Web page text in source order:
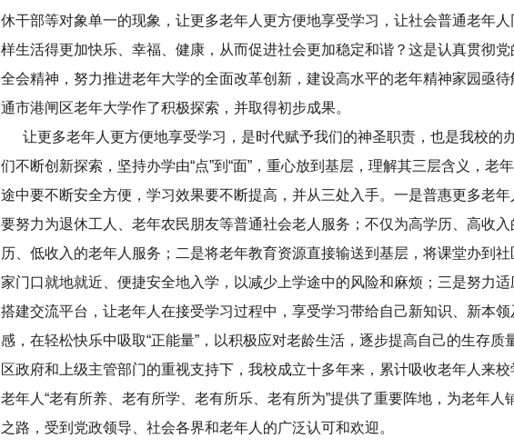
休干部等对象单一的现象，让更多老年人更方便地享受学习，让社会普通老年
样生活得更加快乐、幸福、健康，从而促进社会更加稳定和谐？这是认真贯彻
全会精神，努力推进老年大学的全面改革创新，建设高水平的老年精神家园亟
通市港闸区老年大学作了积极探索，并取得初步成果。
让更多老年人更方便地享受学习，是时代赋予我们的神圣职责，也是我校的
们不断创新探索，坚持办学由“点”到“面”，重心放到基层，理解其三层含义，老
途中要不断安全方便，学习效果要不断提高，并从三处入手。一是普惠更多老
要努力为退休工人、老年农民朋友等普通社会老人服务；不仅为高学历、高收
历、低收入的老年人服务；二是将老年教育资源直接输送到基层，将课堂办到
家门口就地就近、便捷安全地入学，以减少上学途中的风险和麻烦；三是努力
搭建交流平台，让老年人在接受学习过程中，享受学习带给自己新知识、新本
感，在轻松快乐中吸取“正能量”，以积极应对老龄生活，逐步提高自己的生存质
区政府和上级主管部门的重视支持下，我校成立十多年来，累计吸收老年人来
老年人“老有所养、老有所学、老有所乐、老有所为”提供了重要阵地，为老年人
之路，受到党政领导、社会各界和老年人的广泛认可和欢迎。